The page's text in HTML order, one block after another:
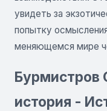
увидеть за
попытку
меняющемся мире
Бурмистров
история -